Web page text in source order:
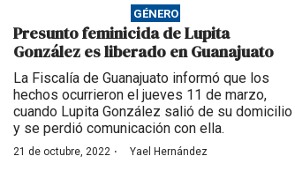
GÉNERO
Presunto feminicida de Lupita
González es liberado en Guanajuato
La Fiscalía de Guanajuato informó que los
hechos ocurrieron el jueves 11 de marzo,
cuando Lupita González salió de su domicilio
y se perdió comunicación con ella.
21 de octubre, 2022 · Yael Hernández